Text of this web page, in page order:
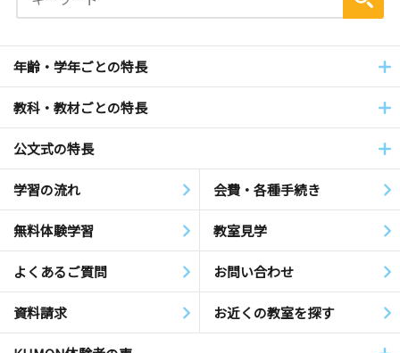
年齢・学年ごとの特長
教科・教材ごとの特長
公文式の特長
学習の流れ 会費・各種手続き
無料体験学習 教室見学
よくあるご質問 お問い合わせ
資料請求 お近くの教室を探す